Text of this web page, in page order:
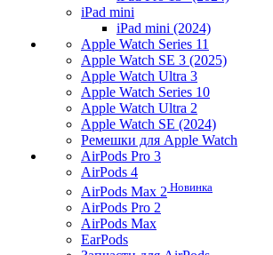
iPad mini
iPad mini (2024)
Apple Watch Series 11
Apple Watch SE 3 (2025)
Apple Watch Ultra 3
Apple Watch Series 10
Apple Watch Ultra 2
Apple Watch SE (2024)
Ремешки для Apple Watch
AirPods Pro 3
AirPods 4
AirPods Max 2 Новинка
AirPods Pro 2
AirPods Max
EarPods